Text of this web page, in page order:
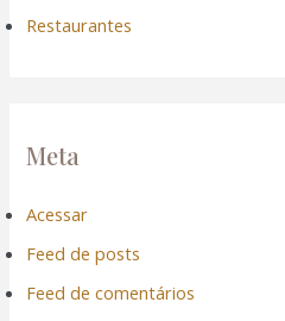
Restaurantes
Meta
Acessar
Feed de posts
Feed de comentários